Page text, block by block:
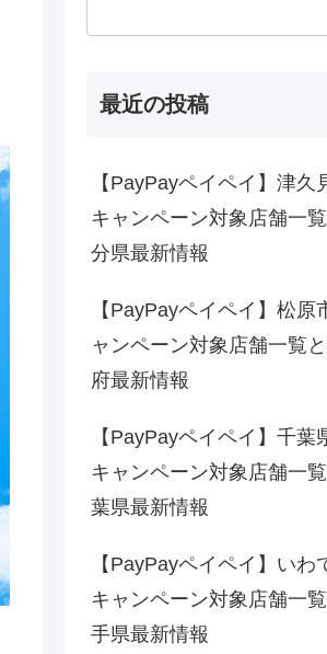
最近の投稿
【PayPayペイペイ】津久
キャンペーン対象店舗一
分県最新情報
【PayPayペイペイ】松原
ャンペーン対象店舗一覧
府最新情報
【PayPayペイペイ】千葉
キャンペーン対象店舗一
葉県最新情報
【PayPayペイペイ】いわ
キャンペーン対象店舗一
手県最新情報